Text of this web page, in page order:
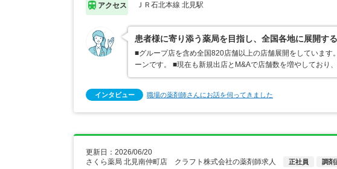
アクセス ＪＲ石北本線 北見駅
患者様に寄り添う薬局を目指し、全国各地に展開す
■グループ店を含め全国820店舗以上の店舗展開をしていま
ーンです。 ■現在も新規出店とM&Aで店舗数を増やしており
インタビュー 職場の薬剤師さんにお話を伺ってきました
更新日：2026/06/20
さくら薬局 北見南仲町店 クラフト株式会社の薬剤師求人
正社員 調剤